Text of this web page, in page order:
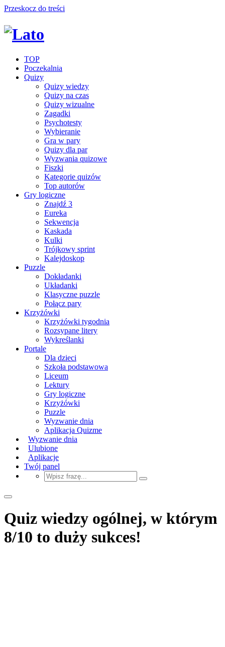
Przeskocz do treści
TOP
Poczekalnia
Quizy
Quizy wiedzy
Quizy na czas
Quizy wizualne
Zagadki
Psychotesty
Wybieranie
Gra w pary
Quizy dla par
Wyzwania quizowe
Fiszki
Kategorie quizów
Top autorów
Gry logiczne
Znajdź 3
Eureka
Sekwencja
Kaskada
Kulki
Trójkowy sprint
Kalejdoskop
Puzzle
Dokładanki
Układanki
Klasyczne puzzle
Połącz pary
Krzyżówki
Krzyżówki tygodnia
Rozsypane litery
Wykreślanki
Portale
Dla dzieci
Szkoła podstawowa
Liceum
Lektury
Gry logiczne
Krzyżówki
Puzzle
Wyzwanie dnia
Aplikacja Quizme
Wyzwanie dnia
Ulubione
Aplikacje
Twój panel
Quiz wiedzy ogólnej, w którym
8/10 to duży sukces!